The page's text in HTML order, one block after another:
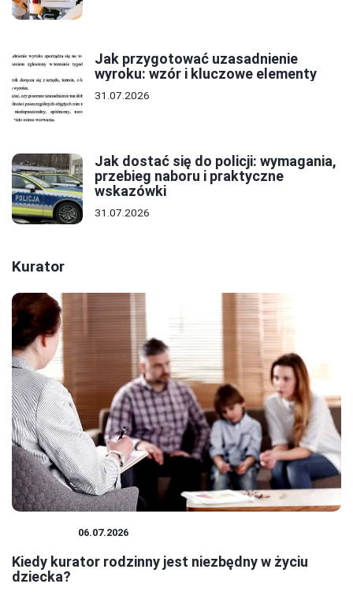
Jak przygotować uzasadnienie
wyroku: wzór i kluczowe elementy
31.07.2026
Jak dostać się do policji: wymagania,
przebieg naboru i praktyczne
wskazówki
31.07.2026
Kurator
06.07.2026
Kiedy kurator rodzinny jest niezbędny w życiu
dziecka?